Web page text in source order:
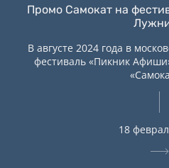
Промо Самокат на
В августе 2024 года в
фестиваль «Пикник
18